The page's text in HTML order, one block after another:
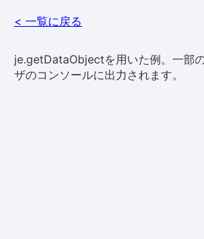
< 一覧に戻る
je.getDataObjectを用いた例。一部
ザのコンソールに出力されます。